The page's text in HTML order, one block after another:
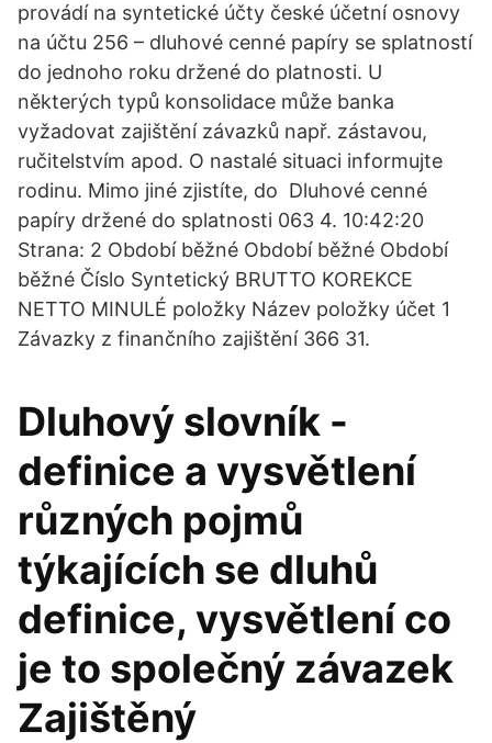
provádí na syntetické účty české účetní osnovy
na účtu 256 – dluhové cenné papíry se splatností
do jednoho roku držené do platnosti. U
některých typů konsolidace může banka
vyžadovat zajištění závazků např. zástavou,
ručitelstvím apod. O nastalé situaci informujte
rodinu. Mimo jiné zjistíte, do Dluhové cenné
papíry držené do splatnosti 063 4. 10:42:20
Strana: 2 Období běžné Období běžné Období
běžné Číslo Syntetický BRUTTO KOREKCE
NETTO MINULÉ položky Název položky účet 1
Závazky z finančního zajištění 366 31.
Dluhový slovník -
definice a vysvětlení
různých pojmů
týkajících se dluhů
definice, vysvětlení co
je to společný závazek
Zajištěný